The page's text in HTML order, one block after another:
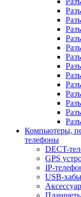
Компьютеры,
телефоны
DECT-
GPS
IP-
USB-хабы